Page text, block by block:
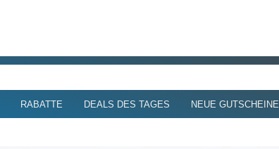
RABATTE DEALS DES TAGES NEUE GUTSCHEINE